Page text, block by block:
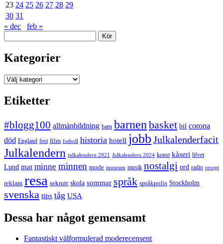
23 24 25 26 27 28 29
30 31
« dec
feb »
Kategorier
Kategorier
Etiketter
#blogg100 allmänbildning barn barnen basket bil corona
död England fest film fotboll historia hotell jobb Julkalenderfacit
Julkalendern julkalendern 2021 Julkalendern 2024 konst kåseri lifvet
Lund mat minne minnen mode museum musik nostalgi ord radio recept
reklam resa sekrutt skola sommar språk språkpolis Stockholm
svenska tips tåg USA
Dessa har något gemensamt
Fantastiskt välformulerad moderecensent